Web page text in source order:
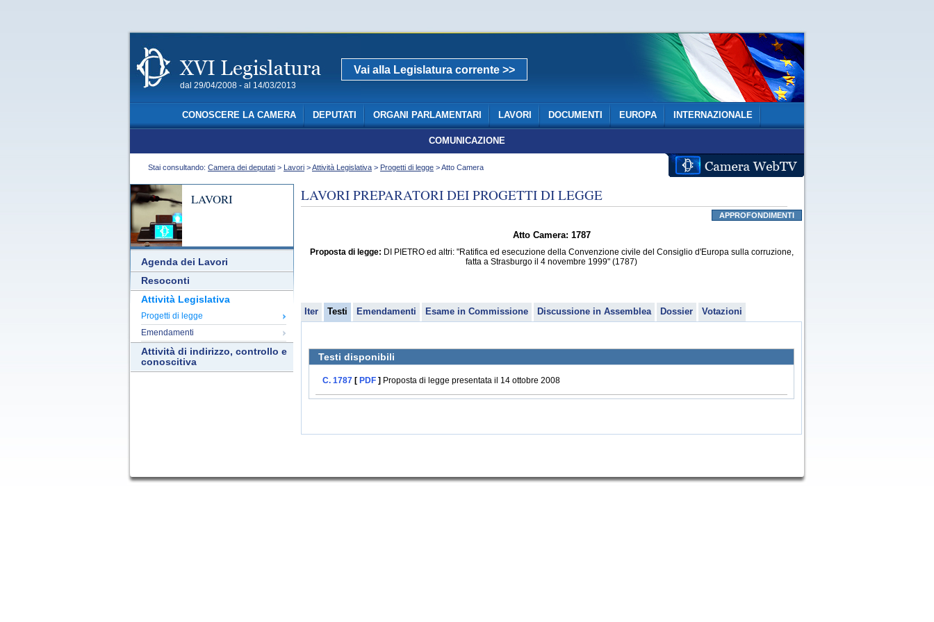
dal 29/04/2008 - al 14/03/2013
Vai alla Legislatura corrente >>
CONOSCERE LA CAMERA DEPUTATI ORGANI PARLAMENTARI LAVORI DOCUMENTI EUROPA INTERNAZIONALE
COMUNICAZIONE
Stai consultando: Camera dei deputati > Lavori >Attività Legislativa > Progetti di legge > Atto Camera
LAVORI
Agenda dei Lavori
Resoconti
Attività Legislativa
Progetti di legge
Emendamenti
Attività di indirizzo, controllo e
conoscitiva
LAVORI PREPARATORI DEI PROGETTI DI LEGGE
APPROFONDIMENTI
Atto Camera: 1787
Proposta di legge: DI PIETRO ed altri: "Ratifica ed esecuzione della Convenzione civile del Consiglio d'Europa sulla corruzione,
fatta a Strasburgo il 4 novembre 1999" (1787)
Iter Testi Emendamenti Esame in Commissione Discussione in Assemblea Dossier Votazioni
Testi disponibili
C. 1787 [ PDF ] Proposta di legge presentata il 14 ottobre 2008